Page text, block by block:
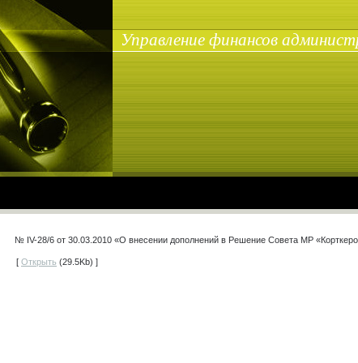
Управление финансов
№ IV-28/6 от 30.03.2010 «О внесении дополнений в Решение Совета МР
[ Открыть (29.5Kb) ]